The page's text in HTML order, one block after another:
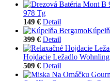
978 Tg
149 € Detail
399 € Detail
Hojdacie Ležadlo
509 € Detail